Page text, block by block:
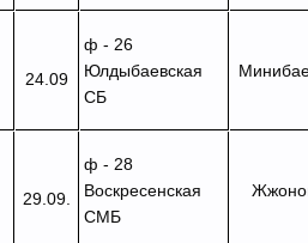
24.09
ф - 26
Юлдыбаевская
СБ
29.09.
ф - 28
Воскресенская
СМБ